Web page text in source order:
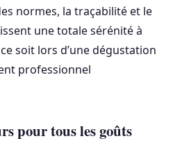
normes, la traçabilité et le
une totale sérénité à
soit lors d’une dégustation
professionnel
pour tous les goûts